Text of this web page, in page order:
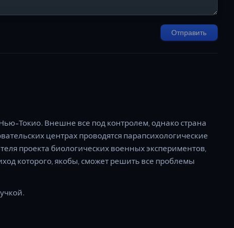
Отправить
Токио. Внешне все под контролем, однако страна
центрах проводятся парапсихологические
проекта биологических военных экспериментов,
которого, якобы, сможет решить все проблемы